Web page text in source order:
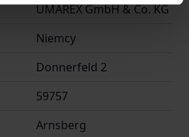
UMAREX GmbH & Co. KG
Niemcy
Donnerfeld 2
59757
Arnsberg